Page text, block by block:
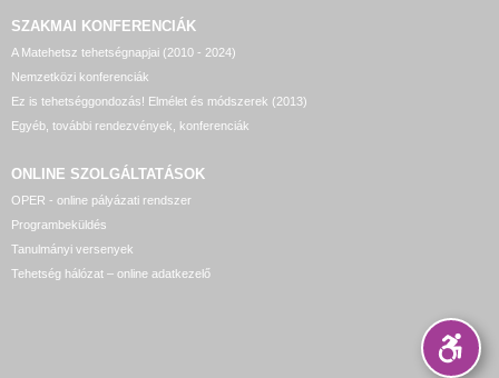
SZAKMAI KONFERENCIÁK
A Matehetsz tehetségnapjai (2010 - 2024)
Nemzetközi konferenciák
Ez is tehetséggondozás! Elmélet és módszerek (2013)
Egyéb, további rendezvények, konferenciák
ONLINE SZOLGÁLTATÁSOK
OPER - online pályázati rendszer
Programbeküldés
Tanulmányi versenyek
Tehetség hálózat – online adatkezelő